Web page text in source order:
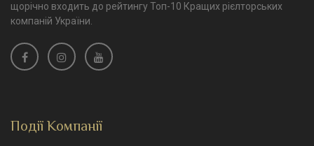
щорічно входить до рейтингу Топ-10 Кращих рієлторських
компаній України.
Події Компанії